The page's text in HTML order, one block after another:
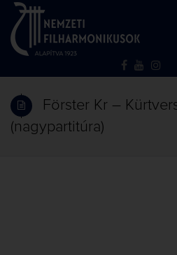
Förster Kr –
(nagypartitúra)